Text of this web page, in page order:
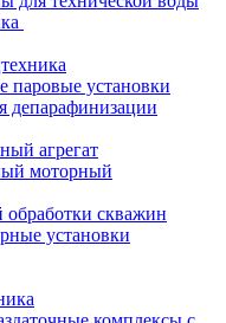
установки
агрегат
моторный
обработки скважин
установки